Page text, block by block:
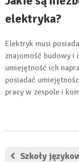
elektryka?
Elektryk musi
znajomość budowy i
umiejętność ich
posiadać
pracy w zespole i
Szkoły